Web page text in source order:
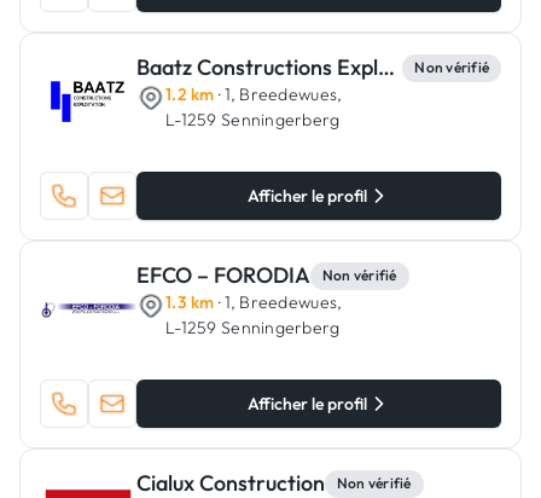
Baatz Constructions Exploitation Non vérifié
1.2 km · 1, Breedewues,
L-1259 Senningerberg
Afficher le profil
EFCO – FORODIA Non vérifié
1.3 km · 1, Breedewues,
L-1259 Senningerberg
Afficher le profil
Cialux Construction Non vérifié